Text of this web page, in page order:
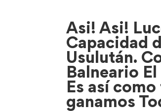
Asi! Asi!
Capacidad
Usulután.
Balneario
Es así
ganamos